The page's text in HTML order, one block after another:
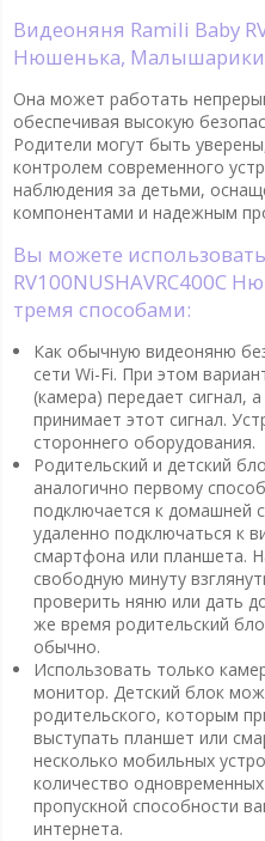
Видеоняня Ramili Baby RV100NUSHAVRC400C
Нюшенька, Малышарики
Она может работать
обеспечивая высокую
Родители могут быть
контролем современного
наблюдения за детьми,
компонентами и надежным
Вы можете использовать видеоняню Ramili Baby
RV100NUSHAVRC400C
тремя способами:
Как обычную видеоняню
сети Wi-Fi. При этом
(камера) передает сигнал,
принимает этот сигнал.
стороннего оборудования.
Родительский и детский
аналогично первому
подключается к домашней
удаленно подключаться к
смартфона или планшета.
свободную минуту
проверить няню или дать
же время родительский
обычно.
Использовать только
монитор. Детский блок
родительского, которым
выступать планшет или
несколько мобильных
количество
пропускной способности
интернета.